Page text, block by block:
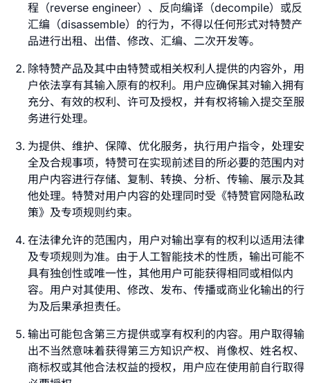
程（reverse engineer）、反向编译（decompile）或反
汇编（disassemble）的行为，不得以任何形式对特赞产
品进行出租、出借、修改、汇编、二次开发等。
除特赞产品及其中由特赞或相关权利人提供的内容外，用
户依法享有其输入原有的权利。用户应确保其对输入拥有
充分、有效的权利、许可及授权，并有权将输入提交至服
务进行处理。
为提供、维护、保障、优化服务，执行用户指令，处理安
全及合规事项，特赞可在实现前述目的所必要的范围内对
用户内容进行存储、复制、转换、分析、传输、展示及其
他处理。特赞对用户内容的处理同时受《特赞官网隐私政
策》及专项规则约束。
在法律允许的范围内，用户对输出享有的权利以适用法律
及专项规则为准。由于人工智能技术的性质，输出可能不
具有独创性或唯一性，其他用户可能获得相同或相似内
容。用户对其使用、修改、发布、传播或商业化输出的行
为及后果承担责任。
输出可能包含第三方提供或享有权利的内容。用户取得输
出不当然意味着获得第三方知识产权、肖像权、姓名权、
商标权或其他合法权益的授权，用户应在使用前自行取得